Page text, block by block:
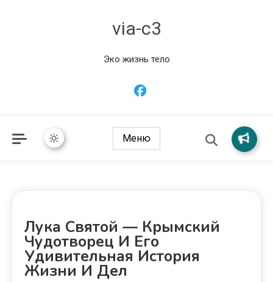
via-c3
Эко жизнь тело
Меню
Лука Святой — Крымский
Чудотворец И Его
Удивительная История
Жизни И Дел